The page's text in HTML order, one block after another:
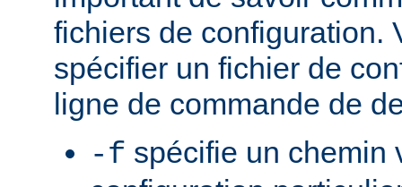
fichiers de configuration.
spécifier un fichier de
ligne de commande de
-f spécifie un chemin